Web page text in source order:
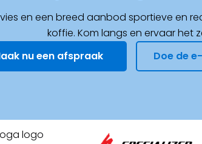
en een breed aanbod sportieve en
koffie. Kom langs en ervaar het
nu een afspraak
Doe de